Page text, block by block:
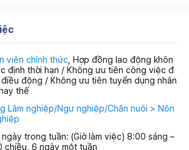
viên chính thức , Hợp đồng lao động khôn
định thời hạn / Không ưu tiên công việc đ
động / Không ưu tiên tuyển dụng nhân
thế
Lâm nghiệp/Ngư nghiệp/Chăn nuôi > Nôn
ngày trong tuần: (Giờ làm việc) 8:00 sáng –
chiều, 6 ngày một tuần